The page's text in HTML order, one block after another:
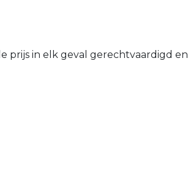
prijs in elk geval gerechtvaardigd en